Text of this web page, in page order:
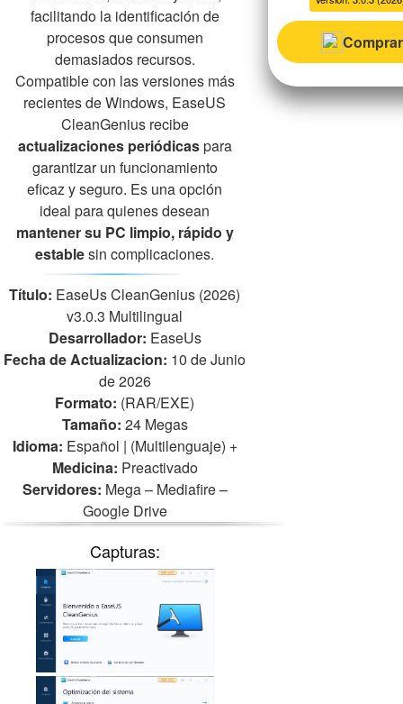
facilitando la identificación de
procesos que consumen
demasiados recursos.
Compatible con las versiones más
recientes de Windows, EaseUS
CleanGenius recibe
actualizaciones periódicaspara
garantizar un funcionamiento
eficaz y seguro. Es una opción
ideal para quienes desean
mantener su PC limpio, rápido y
establesin complicaciones.
Título: EaseUs CleanGenius (2026)
v3.0.3 Multilingual
Desarrollador: EaseUs
Fecha de Actualizacion: 10 de Junio
de 2026
Formato: (RAR/EXE)
Tamaño: 24 Megas
Idioma: Español | (Multilenguaje) +
Medicina: Preactivado
Servidores: Mega – Mediafire –
Google Drive
Capturas: